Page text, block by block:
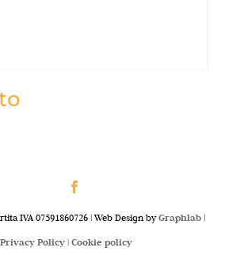
IVA 07591860726 | Web Design byGraphlab|
Privacy Policy |Cookie policy